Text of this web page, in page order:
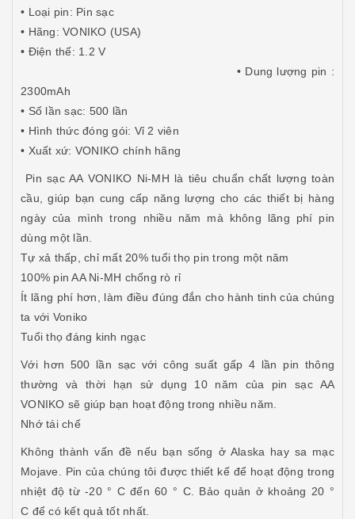
• Loại pin: Pin sạc
• Hãng: VONIKO (USA)
• Điện thế: 1.2 V
• Dung lượng pin :
2300mAh
• Số lần sạc: 500 lần
• Hình thức đóng gói: Vỉ 2 viên
• Xuất xứ: VONIKO chính hãng
Pin sạc AA VONIKO Ni-MH là tiêu chuẩn chất lượng toàn
cầu, giúp bạn cung cấp năng lượng cho các thiết bị hàng
ngày của mình trong nhiều năm mà không lãng phí pin
dùng một lần.
Tự xả thấp, chỉ mất 20% tuổi thọ pin trong một năm
100% pin AA Ni-MH chống rò rỉ
Ít lãng phí hơn, làm điều đúng đắn cho hành tinh của chúng
ta với Voniko
Tuổi thọ đáng kinh ngạc
Với hơn 500 lần sạc với công suất gấp 4 lần pin thông
thường và thời hạn sử dụng 10 năm của pin sạc AA
VONIKO sẽ giúp bạn hoạt động trong nhiều năm.
Nhớ tái chế
Không thành vấn đề nếu bạn sống ở Alaska hay sa mạc
Mojave. Pin của chúng tôi được thiết kế để hoạt động trong
nhiệt độ từ -20 ° C đến 60 ° C. Bảo quản ở khoảng 20 °
C để có kết quả tốt nhất.